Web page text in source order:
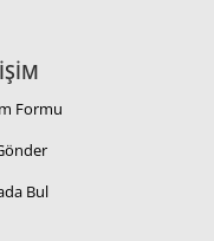
Formu
Bul